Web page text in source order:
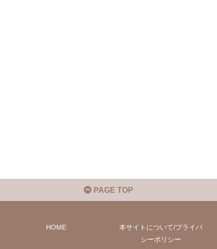
PAGE TOP
HOME
本サイトについて/プライバ
シーポリシー